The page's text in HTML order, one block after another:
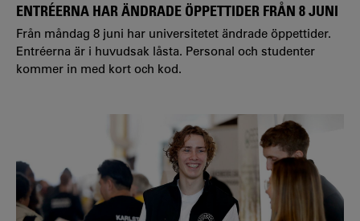
ENTRÉERNA HAR ÄNDRADE ÖPPETTIDER FRÅN 8 JUNI
Från måndag 8 juni har universitetet ändrade öppettider.
Entréerna är i huvudsak låsta. Personal och studenter
kommer in med kort och kod.